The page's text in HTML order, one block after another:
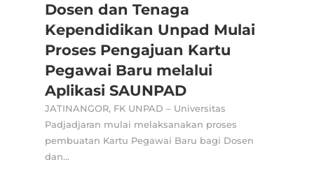
Dosen dan Tenaga
Kependidikan Unpad Mulai
Proses Pengajuan Kartu
Pegawai Baru melalui
Aplikasi SAUNPAD
JATINANGOR, FK UNPAD – Universitas
Padjadjaran mulai melaksanakan proses
pembuatan Kartu Pegawai Baru bagi Dosen
dan...